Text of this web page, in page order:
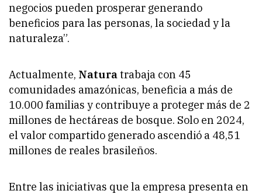
negocios pueden prosperar generando
beneficios para las personas, la sociedad y la
naturaleza”.
Actualmente, Naturatrabaja con 45
comunidades amazónicas, beneficia a más de
10.000 familias y contribuye a proteger más de 2
millones de hectáreas de bosque. Solo en 2024,
el valor compartido generado ascendió a 48,51
millones de reales brasileños.
Entre las iniciativas que la empresa presenta en